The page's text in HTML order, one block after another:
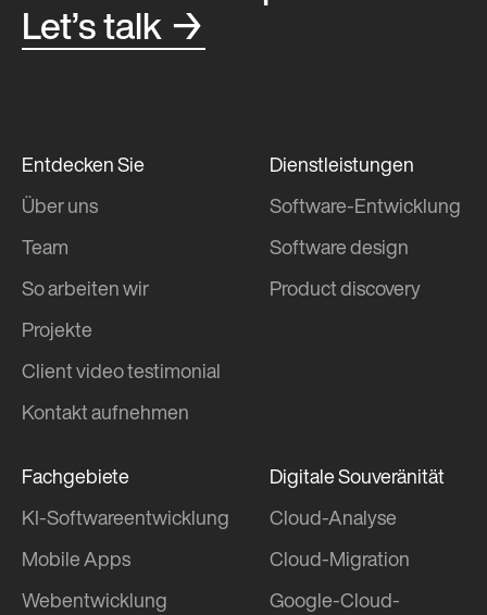
Let’s talk →
Entdecken Sie
Über uns
Team
So arbeiten wir
Projekte
Client video testimonial
Kontakt aufnehmen
Dienstleistungen
Software-Entwicklung
Software design
Product discovery
Fachgebiete
KI-Softwareentwicklung
Mobile Apps
Webentwicklung
Digitale Souveränität
Cloud-Analyse
Cloud-Migration
Google-Cloud-